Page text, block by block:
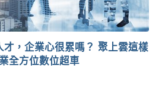
才，企業心很累嗎？ 聚上雲這樣
全方位數位超車